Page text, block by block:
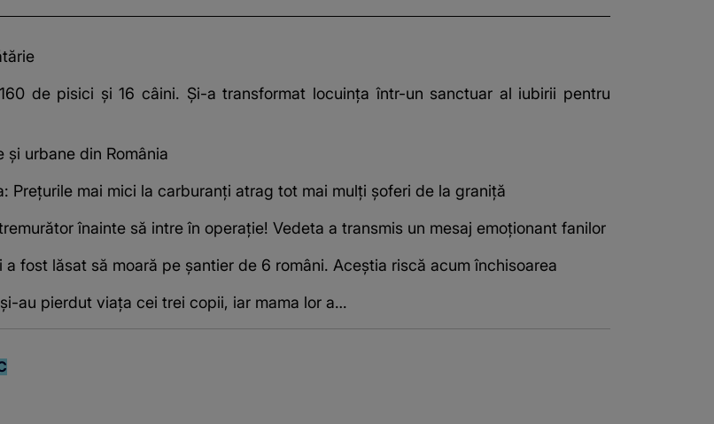
de pisici și 16 câini. Și-a transformat locuința într-un sanctuar al iubirii pentru
și urbane din România
Prețurile mai mici la carburanți atrag tot mai mulți șoferi de la graniță
înainte să intre în operație! Vedeta a transmis un mesaj emoționant fanilor
fost lăsat să moară pe şantier de 6 români. Aceștia riscă acum închisoarea
au pierdut viața cei trei copii, iar mama lor a…